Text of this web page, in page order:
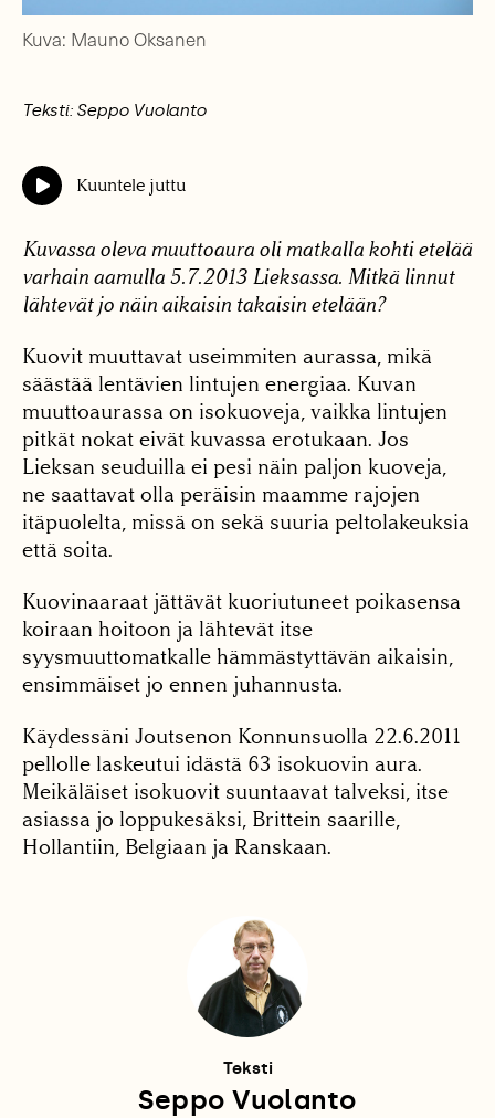
Kuva: Mauno Oksanen
Teksti: Seppo Vuolanto
Kuuntele juttu
Kuvassa oleva muuttoaura oli matkalla kohti etelää
varhain aamulla 5.7.2013 Lieksassa. Mitkä linnut
lähtevät jo näin aikaisin takaisin etelään?
Kuovit muuttavat useimmiten aurassa, mikä
säästää lentävien lintujen energiaa. Kuvan
muuttoaurassa on isokuoveja, vaikka lintujen
pitkät nokat eivät kuvassa erotukaan. Jos
Lieksan seuduilla ei pesi näin paljon kuoveja,
ne saattavat olla peräisin maamme rajojen
itäpuolelta, missä on sekä suuria peltolakeuksia
että soita.
Kuovinaaraat jättävät kuoriutuneet poikasensa
koiraan hoitoon ja lähtevät itse
syysmuuttomatkalle hämmästyttävän aikaisin,
ensimmäiset jo ennen juhannusta.
Käydessäni Joutsenon Konnunsuolla 22.6.2011
pellolle laskeutui idästä 63 isokuovin aura.
Meikäläiset isokuovit suuntaavat talveksi, itse
asiassa jo loppukesäksi, Brittein saarille,
Hollantiin, Belgiaan ja Ranskaan.
Teksti
Seppo Vuolanto